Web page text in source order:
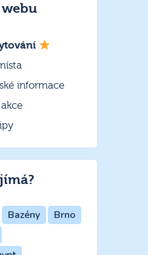
informace
Bazény
Brno